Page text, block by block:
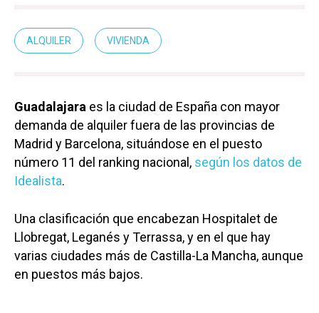
ALQUILER VIVIENDA
Guadalajara es la ciudad de España con mayor
demanda de alquiler fuera de las provincias de
Madrid y Barcelona, situándose en el puesto
número 11 del ranking nacional, según los datos de
Idealista.
Una clasificación que encabezan Hospitalet de
Llobregat, Leganés y Terrassa, y en el que hay
varias ciudades más de Castilla-La Mancha, aunque
en puestos más bajos.